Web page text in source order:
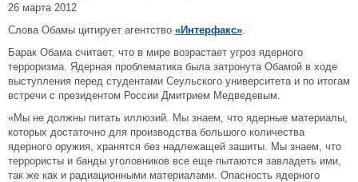
26 марта 2012
Слова Обамы цитирует агентство «Интерфакс».
Барак Обама считает, что в мире возрастает угроз ядерного
терроризма. Ядерная проблематика была затронута Обамой в ходе
выступления перед студентами Сеульского университета и по итогам
встречи с президентом России Дмитрием Медведевым.
«Мы не должны питать иллюзий. Мы знаем, что ядерные материалы,
которых достаточно для производства большого количества
ядерного оружия, хранятся без надлежащей зашиты. Мы знаем, что
террористы и банды уголовников все еще пытаются завладеть ими,
так же как и радиационными материалами. Опасность ядерного